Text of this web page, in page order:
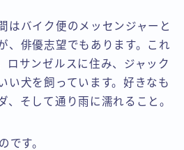
ジ
はバイク便のメッセンジャーと
、俳優志望でもあります。これ
ロサンゼルスに住み、ジャック
い犬を飼っています。好きなも
、そして通り雨に濡れること。
です。